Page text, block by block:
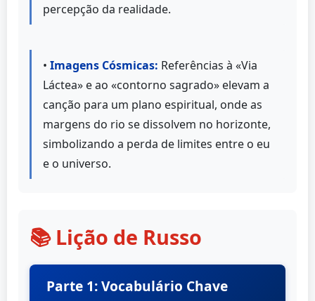
percepção da realidade.
• Imagens Cósmicas: Referências à «Via
Láctea» e ao «contorno sagrado» elevam a
canção para um plano espiritual, onde as
margens do rio se dissolvem no horizonte,
simbolizando a perda de limites entre o eu
e o universo.
📚 Lição de Russo
Parte 1: Vocabulário Chave